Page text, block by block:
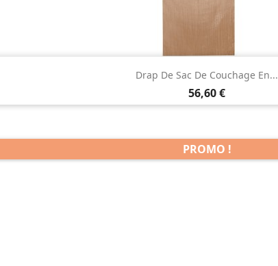
Drap De Sac De Couchage En...
Prix
56,60 €
 Aperçu rapide
PROMO !